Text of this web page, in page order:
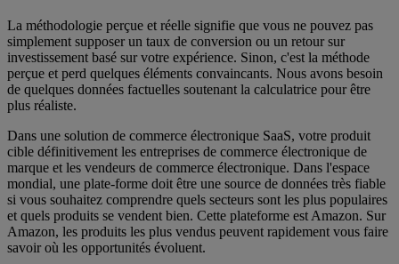
La méthodologie perçue et réelle signifie que vous ne pouvez pas
simplement supposer un taux de conversion ou un retour sur
investissement basé sur votre expérience. Sinon, c'est la méthode
perçue et perd quelques éléments convaincants. Nous avons besoin
de quelques données factuelles soutenant la calculatrice pour être
plus réaliste.
Dans une solution de commerce électronique SaaS, votre produit
cible définitivement les entreprises de commerce électronique de
marque et les vendeurs de commerce électronique. Dans l'espace
mondial, une plate-forme doit être une source de données très fiable
si vous souhaitez comprendre quels secteurs sont les plus populaires
et quels produits se vendent bien. Cette plateforme est Amazon. Sur
Amazon, les produits les plus vendus peuvent rapidement vous faire
savoir où les opportunités évoluent.